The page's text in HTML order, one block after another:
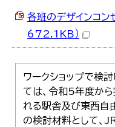
各班のデザインコン
672.1KB）
ワークショップで検
ては、令和5年度か
れる駅舎及び東西自
の検討材料として、